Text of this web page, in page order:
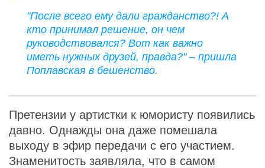
"После всего ему дали гражданство?! А
кто принимал решение, он чем
руководствовался? Вот как важно
иметь нужных друзей, правда?" – пришла
Поплавская в бешенство.
Претензии у артистки к юмористу появились
давно. Однажды она даже помешала
выходу в эфир передачи с его участием.
Знаменитость заявляла, что в самом